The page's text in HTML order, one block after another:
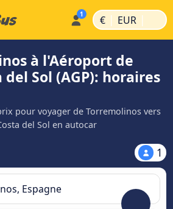
€ | EUR |
à l'Aéroport de
Sol (AGP): horaires
pour voyager de Torremolinos vers
del Sol en autocar
1